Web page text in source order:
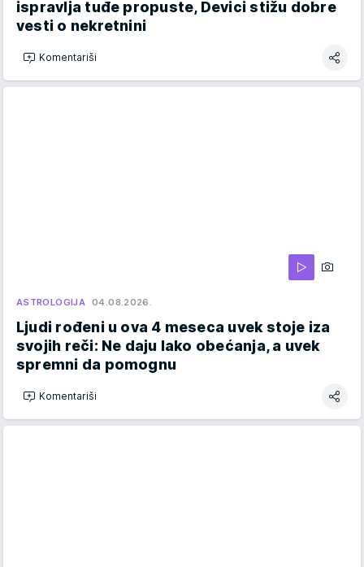
ispravlja tuđe propuste, Devici stižu dobre
vesti o nekretnini
Komentariši
ASTROLOGIJA 04.08.2026.
Ljudi rođeni u ova 4 meseca uvek stoje iza
svojih reči: Ne daju lako obećanja, a uvek
spremni da pomognu
Komentariši